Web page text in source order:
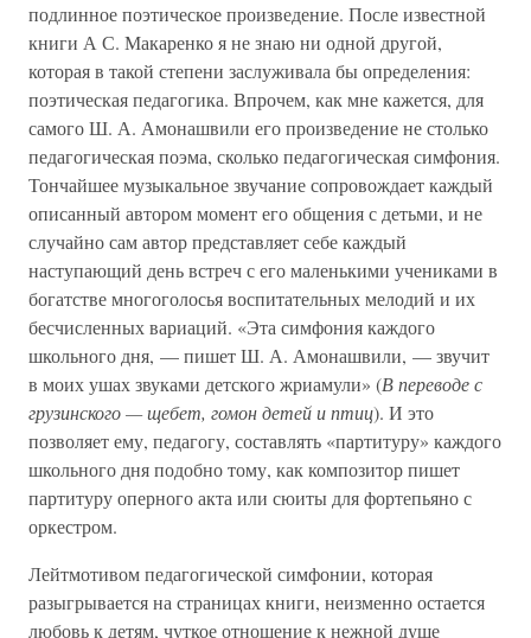
подлинное поэтическое произведение. После известной
книги А С. Макаренко я не знаю ни одной другой,
которая в такой степени заслуживала бы определения:
поэтическая педагогика. Впрочем, как мне кажется, для
самого Ш. А. Амонашвили его произведение не столько
педагогическая поэма, сколько педагогическая симфония.
Тончайшее музыкальное звучание сопровождает каждый
описанный автором момент его общения с детьми, и не
случайно сам автор представляет себе каждый
наступающий день встреч с его маленькими учениками в
богатстве многоголосья воспитательных мелодий и их
бесчисленных вариаций. «Эта симфония каждого
школьного дня, — пишет Ш. А. Амонашвили, — звучит
в моих ушах звуками детского жриамули» (В переводе с
грузинского — щебет, гомон детей и птиц). И это
позволяет ему, педагогу, составлять «партитуру» каждого
школьного дня подобно тому, как композитор пишет
партитуру оперного акта или сюиты для фортепьяно с
оркестром.
Лейтмотивом педагогической симфонии, которая
разыгрывается на страницах книги, неизменно остается
любовь к детям, чуткое отношение к нежной душе